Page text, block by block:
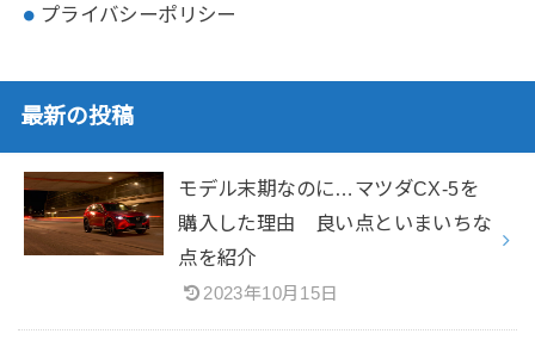
プライバシーポリシー
最新の投稿
モデル末期なのに…マツダCX-5を
購入した理由 良い点といまいちな
点を紹介
2023年10月15日